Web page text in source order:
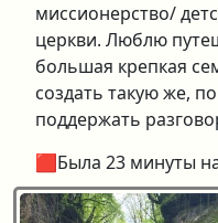
миссионерство/
церкви. Люблю
большая крепкая
создать такую же,
поддержать
🟥Была 23 минуты